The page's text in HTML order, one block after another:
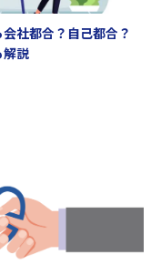
社都合？自己都合？
解説